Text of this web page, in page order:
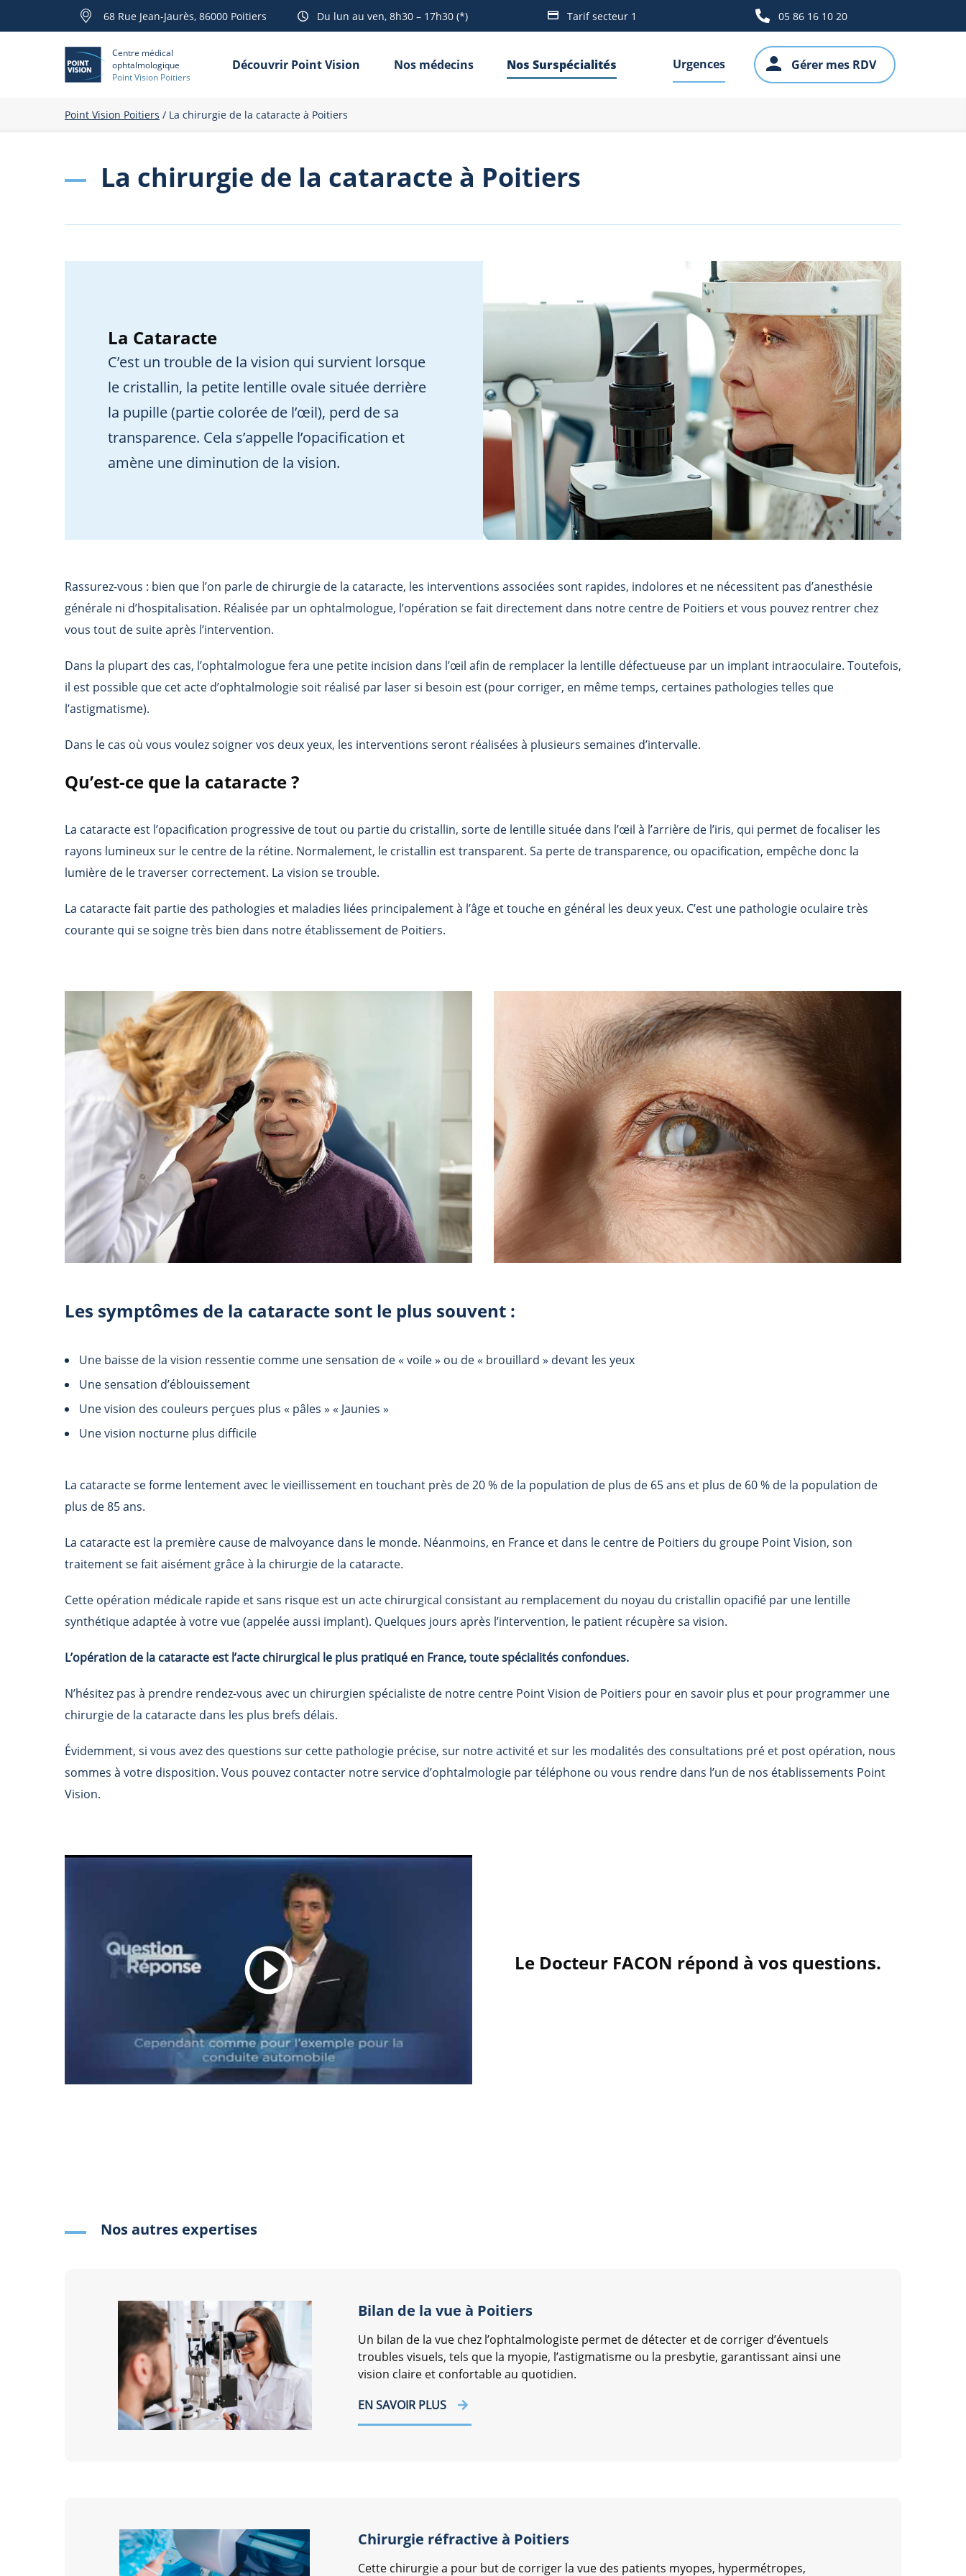
68 Rue Jean-Jaurès, 86000 Poitiers Du lun au ven, 8h30 – 17h30 (*) Tarif secteur 1 05 86 16 10 20
Centre médical
ophtalmologique
Point Vision Poitiers
Découvrir Point Vision Nos médecins Nos Surspécialités Urgences Gérer mes RDV
Point Vision Poitiers / La chirurgie de la cataracte à Poitiers
La chirurgie de la cataracte à Poitiers
La Cataracte
C’est un trouble de la vision qui survient lorsque
le cristallin, la petite lentille ovale située derrière
la pupille (partie colorée de l’œil), perd de sa
transparence. Cela s’appelle l’opacification et
amène une diminution de la vision.
Rassurez-vous : bien que l’on parle de chirurgie de la cataracte, les interventions associées sont rapides, indolores et ne nécessitent pas d’anesthésie
générale ni d’hospitalisation. Réalisée par un ophtalmologue, l’opération se fait directement dans notre centre de Poitiers et vous pouvez rentrer chez
vous tout de suite après l’intervention.
Dans la plupart des cas, l’ophtalmologue fera une petite incision dans l’œil afin de remplacer la lentille défectueuse par un implant intraoculaire. Toutefois,
il est possible que cet acte d’ophtalmologie soit réalisé par laser si besoin est (pour corriger, en même temps, certaines pathologies telles que
l’astigmatisme).
Dans le cas où vous voulez soigner vos deux yeux, les interventions seront réalisées à plusieurs semaines d’intervalle.
Qu’est-ce que la cataracte ?
La cataracte est l’opacification progressive de tout ou partie du cristallin, sorte de lentille située dans l’œil à l’arrière de l’iris, qui permet de focaliser les
rayons lumineux sur le centre de la rétine. Normalement, le cristallin est transparent. Sa perte de transparence, ou opacification, empêche donc la
lumière de le traverser correctement. La vision se trouble.
La cataracte fait partie des pathologies et maladies liées principalement à l’âge et touche en général les deux yeux. C’est une pathologie oculaire très
courante qui se soigne très bien dans notre établissement de Poitiers.
Les symptômes de la cataracte sont le plus souvent :
Une baisse de la vision ressentie comme une sensation de « voile » ou de « brouillard » devant les yeux
Une sensation d’éblouissement
Une vision des couleurs perçues plus « pâles » « Jaunies »
Une vision nocturne plus difficile
La cataracte se forme lentement avec le vieillissement en touchant près de 20 % de la population de plus de 65 ans et plus de 60 % de la population de
plus de 85 ans.
La cataracte est la première cause de malvoyance dans le monde. Néanmoins, en France et dans le centre de Poitiers du groupe Point Vision, son
traitement se fait aisément grâce à la chirurgie de la cataracte.
Cette opération médicale rapide et sans risque est un acte chirurgical consistant au remplacement du noyau du cristallin opacifié par une lentille
synthétique adaptée à votre vue (appelée aussi implant). Quelques jours après l’intervention, le patient récupère sa vision.
L’opération de la cataracte est l’acte chirurgical le plus pratiqué en France, toute spécialités confondues.
N’hésitez pas à prendre rendez-vous avec un chirurgien spécialiste de notre centre Point Vision de Poitiers pour en savoir plus et pour programmer une
chirurgie de la cataracte dans les plus brefs délais.
Évidemment, si vous avez des questions sur cette pathologie précise, sur notre activité et sur les modalités des consultations pré et post opération, nous
sommes à votre disposition. Vous pouvez contacter notre service d’ophtalmologie par téléphone ou vous rendre dans l’un de nos établissements Point
Vision.
Le Docteur FACON répond à vos questions.
Nos autres expertises
Bilan de la vue à Poitiers
Un bilan de la vue chez l’ophtalmologiste permet de détecter et de corriger d’éventuels
troubles visuels, tels que la myopie, l’astigmatisme ou la presbytie, garantissant ainsi une
vision claire et confortable au quotidien.
EN SAVOIR PLUS
Chirurgie réfractive à Poitiers
Cette chirurgie a pour but de corriger la vue des patients myopes, hypermétropes,